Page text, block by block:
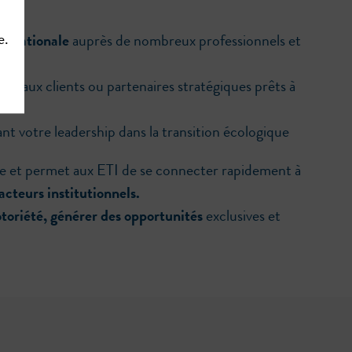
auprès de nombreux professionnels et
clients ou partenaires stratégiques prêts à
votre leadership dans la transition écologique
permet aux ETI de se connecter rapidement à
institutionnels.
générer des opportunitésexclusives et